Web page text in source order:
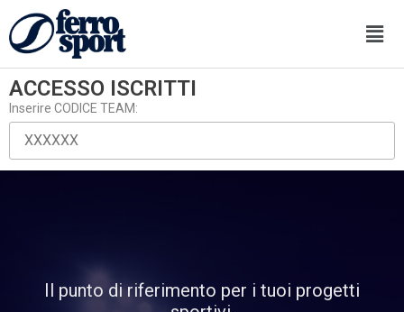
ACCESSO ISCRITTI
Inserire CODICE TEAM:
Il punto di riferimento per i tuoi progetti